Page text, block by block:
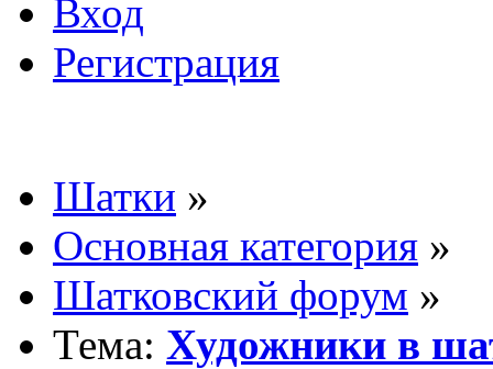
Вход
Регистрация
Шатки »
Основная категория »
Шатковский форум »
Тема: Художники в